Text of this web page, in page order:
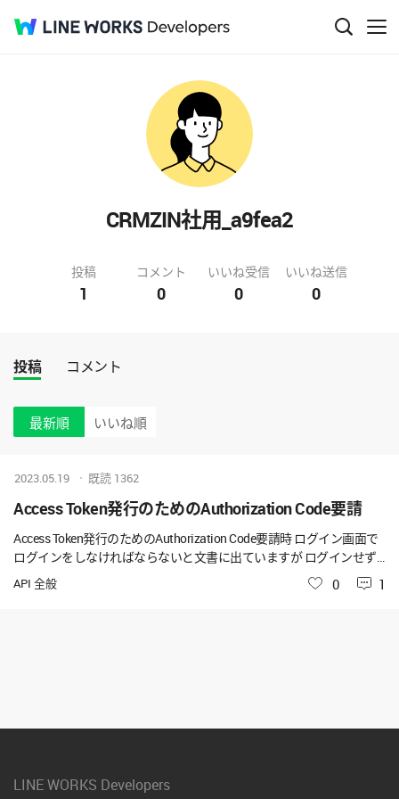
CRMZIN社用_a9fea2
投稿
1
コメント
0
いいね受信
0
いいね送信
0
投稿 コメント
最新順 いいね順
Access Token発行のためのAuthorization Code要請
Access Token発行のためのAuthorization Code要請時 ログイン画面で
ログインをしなければならないと文書に出ていますが ログインせず
にAuthorization Codeを発行してもらう方法はありますか？ ご返信お
待ちしております.
API 全般
2023.05.19 既読 1362
いいね
0 1
LINE WORKS Developers